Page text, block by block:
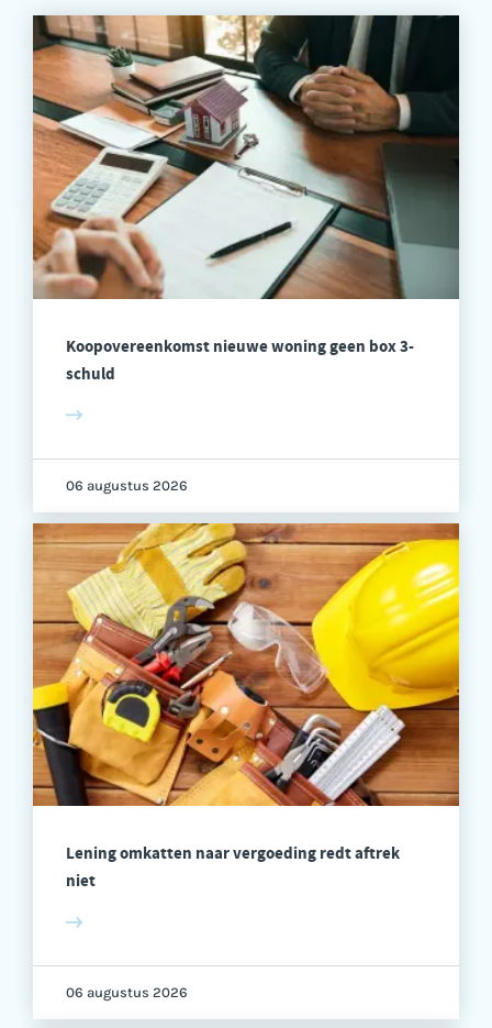
Koopovereenkomst nieuwe woning geen box 3-
schuld
06 augustus 2026
Lening omkatten naar vergoeding redt aftrek
niet
06 augustus 2026